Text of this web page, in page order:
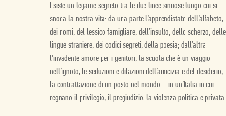
Esiste un legame segreto tra le due linee sinuose lungo cui si
snoda la nostra vita: da una parte l’apprendistato dell’alfabeto,
dei nomi, del lessico famigliare, dell’insulto, dello scherzo, delle
lingue straniere, dei codici segreti, della poesia; dall’altra
l’invadente amore per i genitori, la scuola che è un viaggio
nell’ignoto, le seduzioni e dilazioni dell’amicizia e del desiderio,
la contrattazione di un posto nel mondo – in un’Italia in cui
regnano il privilegio, il pregiudizio, la violenza politica e privata.